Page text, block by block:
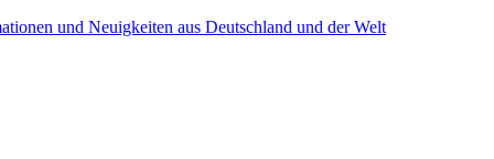
und Neuigkeiten aus Deutschland und der Welt